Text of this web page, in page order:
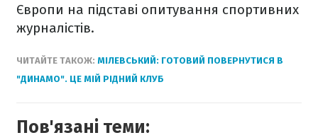
Європи на підставі опитування спортивних
журналістів.
ЧИТАЙТЕ ТАКОЖ: МІЛЕВСЬКИЙ: ГОТОВИЙ ПОВЕРНУТИСЯ В
"ДИНАМО". ЦЕ МІЙ РІДНИЙ КЛУБ
Пов'язані теми: